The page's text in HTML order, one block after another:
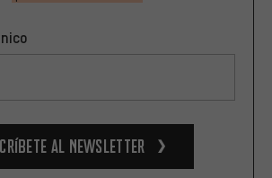
al newsletter